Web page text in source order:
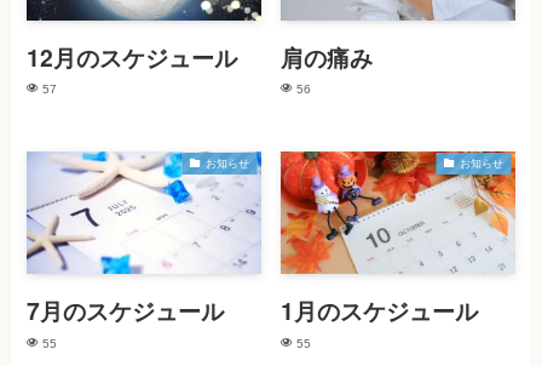
12月のスケジュール
57
肩の痛み
56
お知らせ
7月のスケジュール
55
お知らせ
1月のスケジュール
55